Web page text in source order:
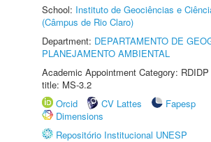
School: Instituto de Geociências e
(Câmpus de Rio Claro)
Department: DEPARTAMENTO DE
PLANEJAMENTO AMBIENTAL
Academic Appointment Category:
title: MS-3.2
Orcid
CV Lattes
Fapesp
Dimensions
Repositório Institucional UNESP